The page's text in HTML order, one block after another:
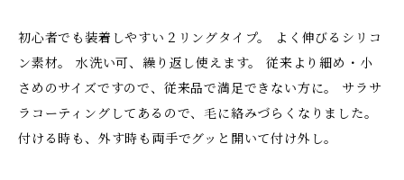
初心者でも装着しやすい２リングタイプ。 よく伸びるシリコ
ン素材。 水洗い可、繰り返し使えます。 従来より細め・小
さめのサイズですので、従来品で満足できない方に。 サラサ
ラコーティングしてあるので、毛に絡みづらくなりました。
付ける時も、外す時も両手でグッと開いて付け外し。